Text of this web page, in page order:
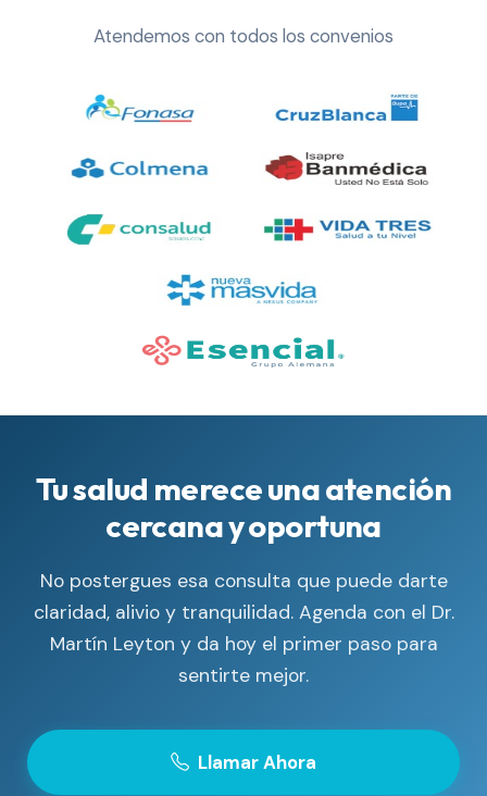
Atendemos con todos los convenios
Tu salud merece una atención
cercana y oportuna
No postergues esa consulta que puede darte
claridad, alivio y tranquilidad. Agenda con el Dr.
Martín Leyton y da hoy el primer paso para
sentirte mejor.
Llamar Ahora